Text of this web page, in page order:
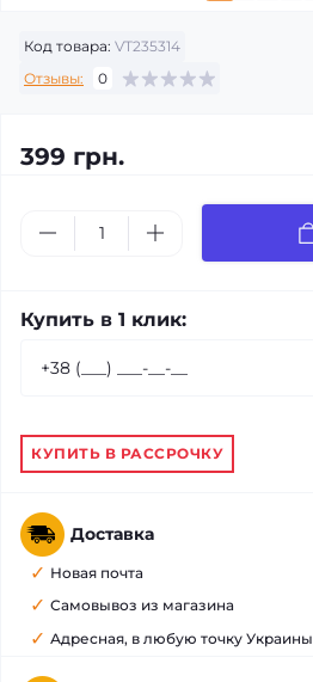
Код товара: VT235314
Отзывы:
0
399 грн.
Купить в 1 клик:
КУПИТЬ В РАССРОЧКУ
Доставка
Новая почта
Самовывоз из магазина
Адресная, в любую точку Украины